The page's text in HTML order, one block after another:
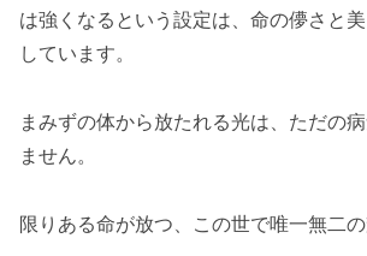
は強くなるという設定は、命の儚さと
しています。
まみずの体から放たれる光は、ただの
ません。
限りある命が放つ、この世で唯一無二の